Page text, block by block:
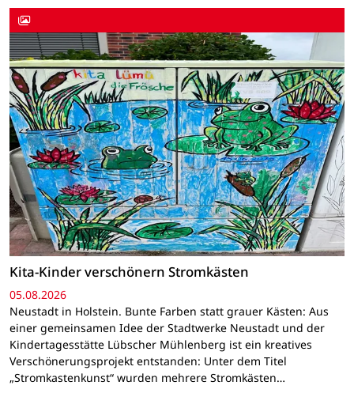
Kita-Kinder verschönern Stromkästen
05.08.2026
Neustadt in Holstein. Bunte Farben statt grauer Kästen: Aus
einer gemeinsamen Idee der Stadtwerke Neustadt und der
Kindertagesstätte Lübscher Mühlenberg ist ein kreatives
Verschönerungsprojekt entstanden: Unter dem Titel
„Stromkastenkunst“ wurden mehrere Stromkästen…